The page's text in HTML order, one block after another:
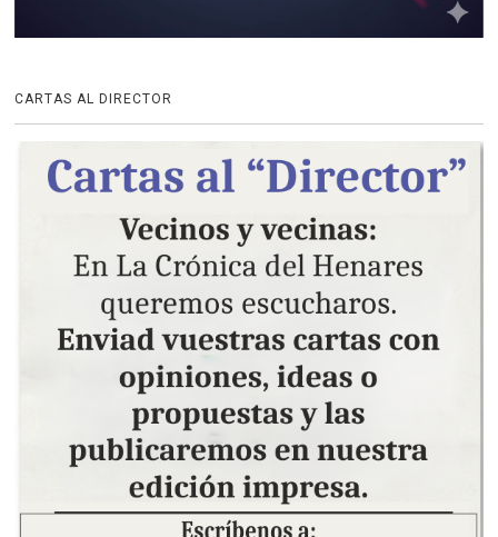
CARTAS AL DIRECTOR